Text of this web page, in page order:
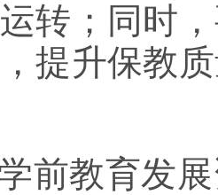
转；同时
提升保教
前教育发